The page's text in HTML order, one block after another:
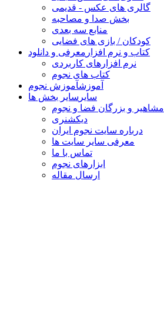
گالری های عکس - قدیمی
بخش صدا و مصاحبه
منابع سه بعدی
کودکان / بازی های فضایی
کتاب و نرم افزار معرفی و دانلود
نرم افزارهای کاربردی
کتاب های نجوم
آموزشآموزش نجوم
سایر سایر بخش ها
مشاهیر و بزرگان فضا و نجوم
دیکشنری
درباره سایت نجوم ایران
معرفی سایر سایت ها
تماس با ما
ابزارهای نجوم
ارسال مقاله